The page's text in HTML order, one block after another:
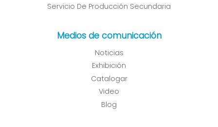
Servicio De Producción Secundaria
Medios de comunicación
Noticias
Exhibición
Catalogar
Video
Blog